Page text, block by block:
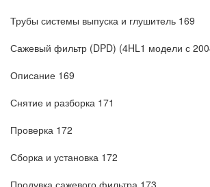
Трубы системы выпуска и глушитель 169
Сажевый фильтр (DPD) (4HL1 модели с
Описание 169
Снятие и разборка 171
Проверка 172
Сборка и установка 172
Продувка сажевого фильтра 173